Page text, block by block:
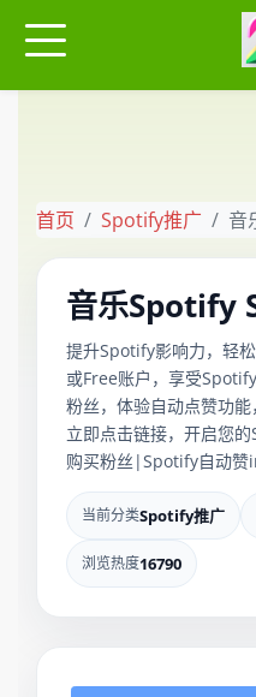
首页 Spotify推广 音
音乐Spotify
提升Spotify影响力，轻
或Free账户，享受
粉丝，体验自动点赞功能
立即点击链接，开启您
购买粉丝|Spotify自动赞
当前分类Spotify推广
浏览热度16790